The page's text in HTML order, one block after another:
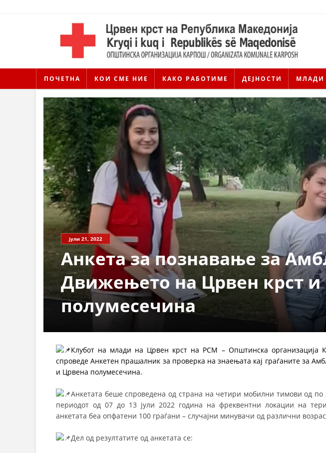
ПОЧЕТНА КОИ СМЕ НИЕ КАКО РАБОТИМЕ ДЕЈНОСТИ МЛАДИ
ЕДУКАТИВНО
јули 21, 2022
Анкета за познавање за
Движењето на Црвен крст и
полумесечина
Клубот на млади на Црвен крст на РСМ – Општинска организација
спроведе Анкетен прашалник за проверка на знаењата кај граѓаните за
и Црвена полумесечина.
Анкетата беше спроведена од страна на четири мобилни тимови од
периодот од 07 до 13 јули 2022 година на фреквентни локации на
анкетата беа опфатени 100 граѓани – случајни минувачи од различни
Дел од резултатите од анкетата се: